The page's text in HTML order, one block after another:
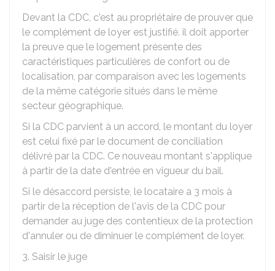
Devant la CDC, c'est au propriétaire de prouver que
le complément de loyer est justifié. il doit apporter
la preuve que le logement présente des
caractéristiques particulières de confort ou de
localisation, par comparaison avec les logements
de la même catégorie situés dans le même
secteur géographique.
Si la CDC parvient à un accord, le montant du loyer
est celui fixé par le document de conciliation
délivré par la CDC. Ce nouveau montant s'applique
à partir de la date d'entrée en vigueur du bail.
Si le désaccord persiste, le locataire a 3 mois à
partir de la réception de l'avis de la CDC pour
demander au juge des contentieux de la protection
d'annuler ou de diminuer le complément de loyer.
3. Saisir le juge